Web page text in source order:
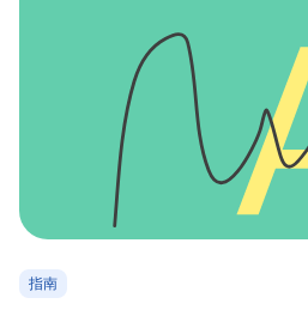
指南